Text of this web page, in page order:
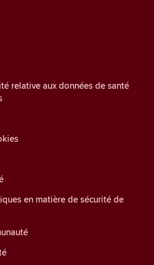
relative aux données de santé
en matière de sécurité de